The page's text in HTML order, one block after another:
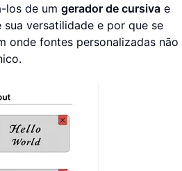
los de um gerador de cursiva e
versatilidade e por que se
onde fontes personalizadas não